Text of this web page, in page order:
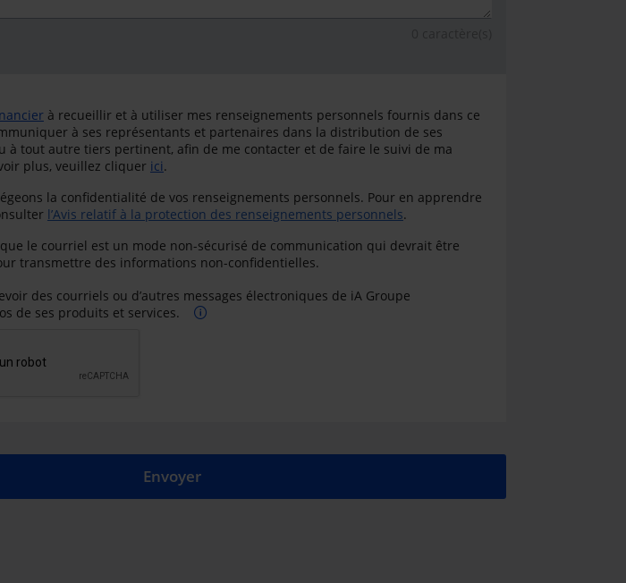
à recueillir et à utiliser mes renseignements personnels fournis dans ce
à ses représentants et partenaires dans la distribution de ses
à tout autre tiers pertinent, afin de me contacter et de faire le suivi de ma
plus, veuillez cliquer ici.
la confidentialité de vos renseignements personnels. Pour en apprendre
l’Avis relatif à la protection des renseignements personnels.
le courriel est un mode non-sécurisé de communication qui devrait être
transmettre des informations non-confidentielles.
de ses produits et services.
Envoyer